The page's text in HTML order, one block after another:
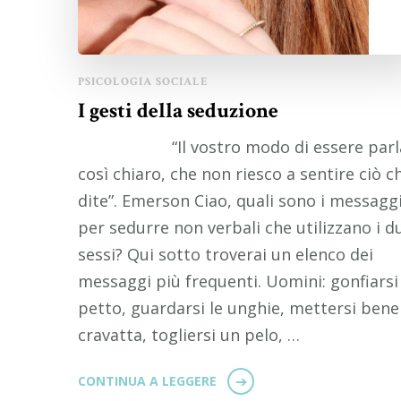
PSICOLOGIA SOCIALE
I gesti della seduzione
“Il vostro modo di essere
così chiaro, che non riesco a sentire ciò
dite”. Emerson Ciao, quali sono i messaggi
per sedurre non verbali che utilizzano i
sessi? Qui sotto troverai un elenco dei
messaggi più frequenti. Uomini:
petto, guardarsi le unghie, mettersi
cravatta, togliersi un pelo, …
CONTINUA A LEGGERE